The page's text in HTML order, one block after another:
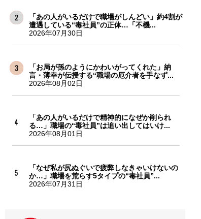
「あの人がいるだけで職場がしんどい」約4割が
遭遇している“毒社員”の正体…「不機...
2026年07月30日
「お局が孫のようにかわいがってくれた」納
言・薄幸が伝授する“職場の厄介者を手なず...
2026年08月02日
「あの人がいるだけで精神的になぜか削られ
る…」職場の“毒社員”は追い出してはいけ...
2026年08月01日
「なぜ私が尻ぬぐいで疲弊しなきゃいけないの
か…」職場を荒らす5タイプの“毒社員”...
2026年07月31日